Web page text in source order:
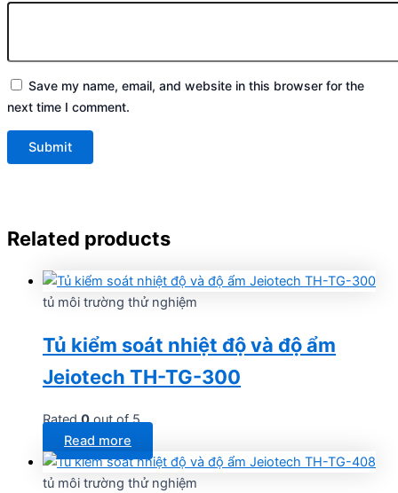
Save my name, email, and website in this browser for the
next time I comment.
Related products
tủ môi trường thử nghiệm
Tủ kiểm soát nhiệt độ và độ ẩm
Jeiotech TH-TG-300
Rated0out of 5
Read more
tủ môi trường thử nghiệm